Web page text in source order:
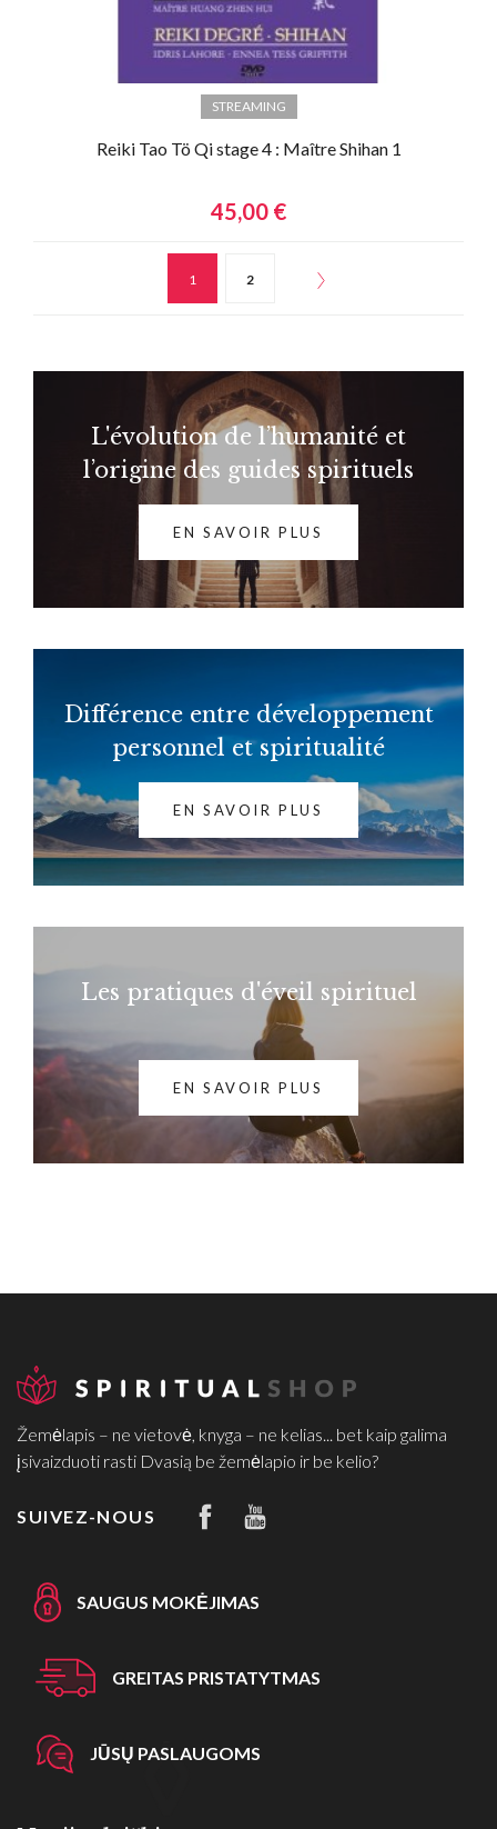
STREAMING
Reiki Tao Tö Qi stage 4 : Maître Shihan 1
45,00 €
1 2
L'évolution de l’humanité et
l’origine des guides spirituels
EN SAVOIR PLUS
Différence entre développement
personnel et spiritualité
EN SAVOIR PLUS
Les pratiques d'éveil spirituel
EN SAVOIR PLUS
Žemėlapis – ne vietovė, knyga – ne kelias... bet kaip galima
įsivaizduoti rasti Dvasią be žemėlapio ir be kelio?
SUIVEZ-NOUS
SAUGUS MOKĖJIMAS
GREITAS PRISTATYTMAS
JŪSŲ PASLAUGOMS